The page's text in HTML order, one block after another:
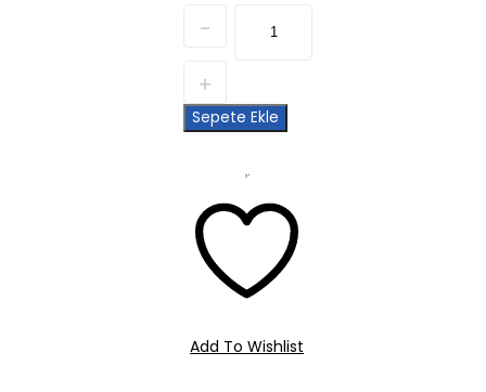
Sepete Ekle
Add To Wishlist